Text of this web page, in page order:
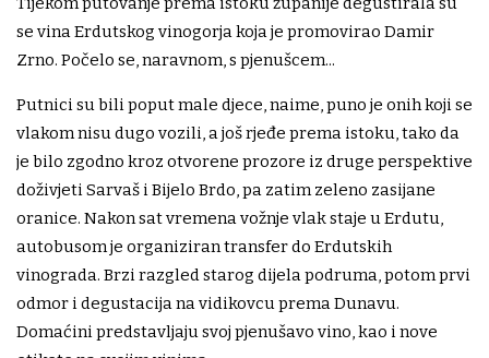
se vina Erdutskog vinogorja koja je promovirao Damir
Zrno. Počelo se, naravnom, s pjenušcem...
Putnici su bili poput male djece, naime, puno je onih koji se
vlakom nisu dugo vozili, a još rjeđe prema istoku, tako da
je bilo zgodno kroz otvorene prozore iz druge perspektive
doživjeti Sarvaš i Bijelo Brdo, pa zatim zeleno zasijane
oranice. Nakon sat vremena vožnje vlak staje u Erdutu,
autobusom je organiziran transfer do Erdutskih
vinograda. Brzi razgled starog dijela podruma, potom prvi
odmor i degustacija na vidikovcu prema Dunavu.
Domaćini predstavljaju svoj pjenušavo vino, kao i nove